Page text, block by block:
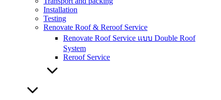
Installation
Testing
Renovate Roof & Reroof Service
Renovate Roof Service แบบ Double Roof
System
Reroof Service